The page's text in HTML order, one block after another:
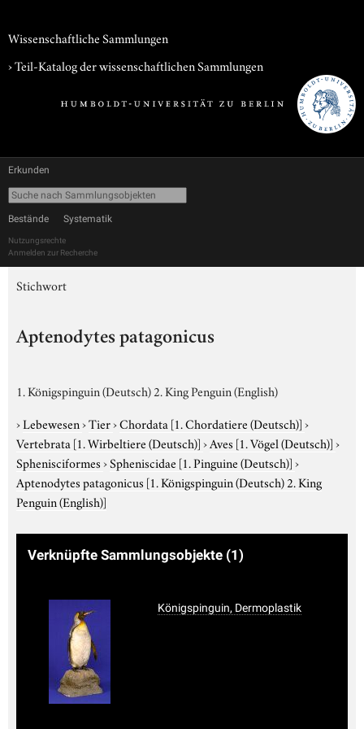
Wissenschaftliche Sammlungen
› Teil-Katalog der wissenschaftlichen Sammlungen
Erkunden
Bestände Systematik
Nutzungsrechte
Anmelden zur Recherche
Stichwort
Aptenodytes patagonicus
1. Königspinguin (Deutsch) 2. King Penguin (English)
›Lebewesen›Tier›Chordata [1. Chordatiere (Deutsch)]›
Vertebrata [1. Wirbeltiere (Deutsch)]›Aves [1. Vögel (Deutsch)]›
Sphenisciformes›Spheniscidae [1. Pinguine (Deutsch)]›
Aptenodytes patagonicus [1. Königspinguin (Deutsch) 2. King
Penguin (English)]
Verknüpfte Sammlungsobjekte (1)
Königspinguin, Dermoplastik